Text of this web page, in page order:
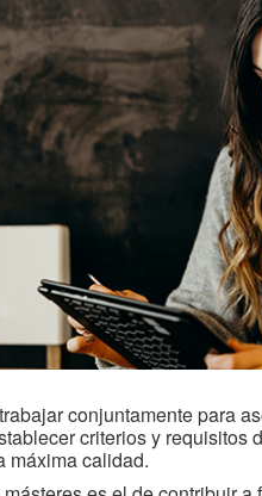
conjuntamente para
criterios y
máxima calidad.